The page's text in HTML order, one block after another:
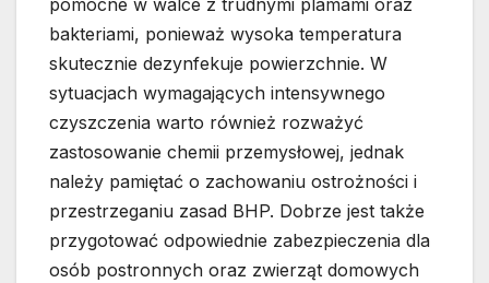
pomocne w walce z trudnymi plamami oraz
bakteriami, ponieważ wysoka temperatura
skutecznie dezynfekuje powierzchnie. W
sytuacjach wymagających intensywnego
czyszczenia warto również rozważyć
zastosowanie chemii przemysłowej, jednak
należy pamiętać o zachowaniu ostrożności i
przestrzeganiu zasad BHP. Dobrze jest także
przygotować odpowiednie zabezpieczenia dla
osób postronnych oraz zwierząt domowych